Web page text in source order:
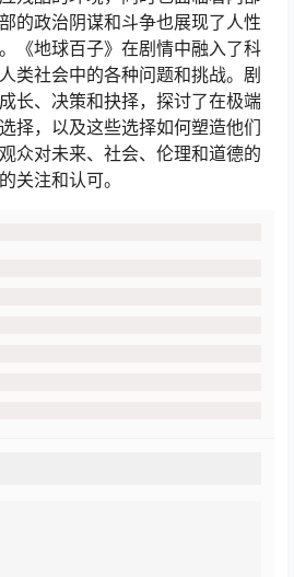
的政治阴谋和斗争也展现了人性
《地球百子》在剧情中融入了科
类社会中的各种问题和挑战。剧
长、决策和抉择，探讨了在极端
择，以及这些选择如何塑造他们
众对未来、社会、伦理和道德的
关注和认可。